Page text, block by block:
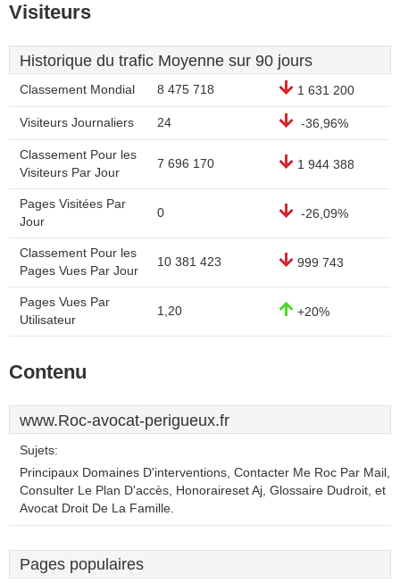
Visiteurs
Historique du trafic Moyenne sur 90 jours
Classement Mondial 8 475 718 1 631 200
Visiteurs Journaliers 24 -36,96%
Classement Pour les
Visiteurs Par Jour
7 696 170 1 944 388
Pages Visitées Par
Jour
0 -26,09%
Classement Pour les
Pages Vues Par Jour
10 381 423 999 743
Pages Vues Par
Utilisateur
1,20 +20%
Contenu
www.Roc-avocat-perigueux.fr
Sujets:
Principaux Domaines D'interventions, Contacter Me Roc Par Mail,
Consulter Le Plan D'accès, Honoraireset Aj, Glossaire Dudroit, et
Avocat Droit De La Famille.
Pages populaires